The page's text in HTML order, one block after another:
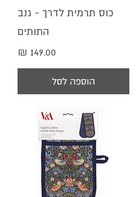
כוס תרמית לדרך - גנב
התותים
מחיר
הוספה לסל